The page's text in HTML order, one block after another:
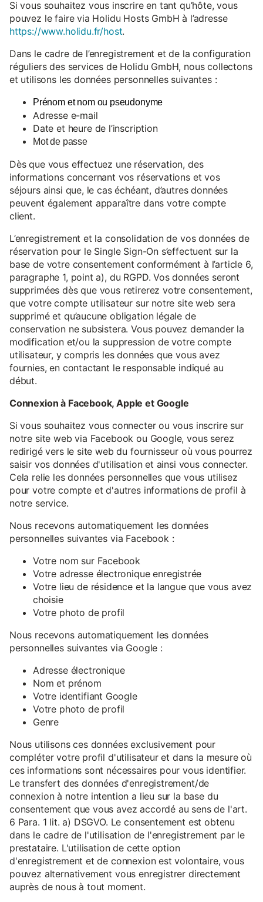
Si vous souhaitez vous inscrire en tant qu’hôte, vous
pouvez le faire via Holidu Hosts GmbH à l’adresse
https://www.holidu.fr/host.
Dans le cadre de l’enregistrement et de la configuration
réguliers des services de Holidu GmbH, nous collectons
et utilisons les données personnelles suivantes :
Prénom et nom ou pseudonyme
Adresse e-mail
Date et heure de l’inscription
Mot de passe
Dès que vous effectuez une réservation, des
informations concernant vos réservations et vos
séjours ainsi que, le cas échéant, d’autres données
peuvent également apparaître dans votre compte
client.
L’enregistrement et la consolidation de vos données de
réservation pour le Single Sign-On s’effectuent sur la
base de votre consentement conformément à l’article 6,
paragraphe 1, point a), du RGPD. Vos données seront
supprimées dès que vous retirerez votre consentement,
que votre compte utilisateur sur notre site web sera
supprimé et qu’aucune obligation légale de
conservation ne subsistera. Vous pouvez demander la
modification et/ou la suppression de votre compte
utilisateur, y compris les données que vous avez
fournies, en contactant le responsable indiqué au
début.
Connexion à Facebook, Apple et Google
Si vous souhaitez vous connecter ou vous inscrire sur
notre site web via Facebook ou Google, vous serez
redirigé vers le site web du fournisseur où vous pourrez
saisir vos données d'utilisation et ainsi vous connecter.
Cela relie les données personnelles que vous utilisez
pour votre compte et d'autres informations de profil à
notre service.
Nous recevons automatiquement les données
personnelles suivantes via Facebook :
Votre nom sur Facebook
Votre adresse électronique enregistrée
Votre lieu de résidence et la langue que vous avez
choisie
Votre photo de profil
Nous recevons automatiquement les données
personnelles suivantes via Google :
Adresse électronique
Nom et prénom
Votre identifiant Google
Votre photo de profil
Genre
Nous utilisons ces données exclusivement pour
compléter votre profil d'utilisateur et dans la mesure où
ces informations sont nécessaires pour vous identifier.
Le transfert des données d'enregistrement/de
connexion à notre intention a lieu sur la base du
consentement que vous avez accordé au sens de l'art.
6 Para. 1 lit. a) DSGVO. Le consentement est obtenu
dans le cadre de l'utilisation de l'enregistrement par le
prestataire. L'utilisation de cette option
d'enregistrement et de connexion est volontaire, vous
pouvez alternativement vous enregistrer directement
auprès de nous à tout moment.